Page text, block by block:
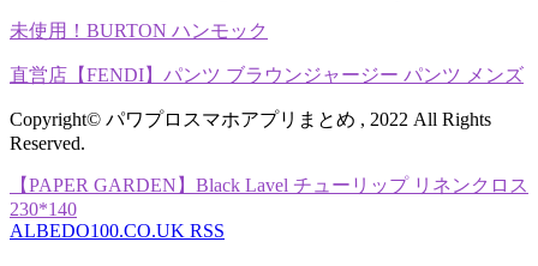
未使用！BURTON ハンモック
直営店【FENDI】パンツ ブラウンジャージー パンツ メンズ
Copyright© パワプロスマホアプリまとめ , 2022 All Rights
Reserved.
【PAPER GARDEN】Black Lavel チューリップ リネンクロス
230*140
ALBEDO100.CO.UK RSS